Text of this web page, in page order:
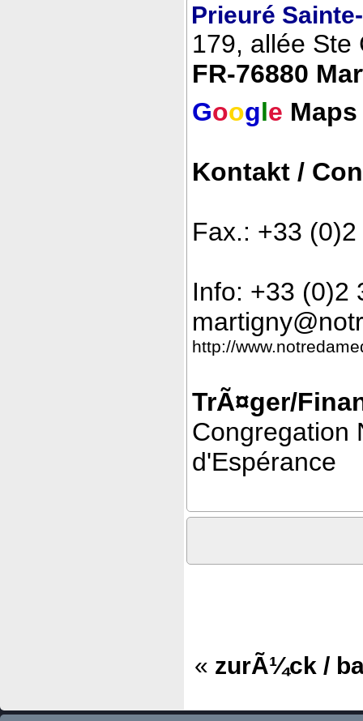
Prieuré
179, allée Ste
FR-76880
Google Maps
Kontakt /
Fax.: +33
Info: +33 (0)2
http://
TrÃ¤ger/
Congregation
d'Espérance
« zurÃ¼ck /